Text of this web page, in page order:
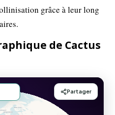
grâce à leur long
de Cactus